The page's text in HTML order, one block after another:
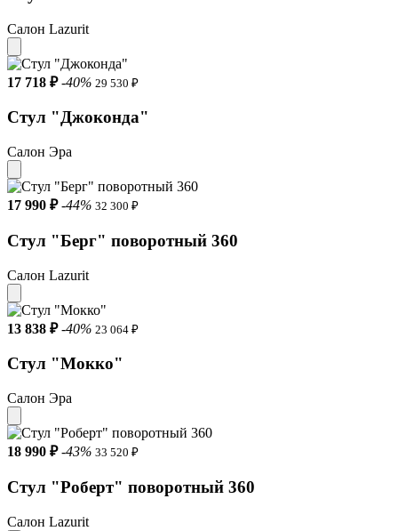
Салон Lazurit
17 718 ₽ -40% 29 530 ₽
Стул "Джоконда"
Салон Эра
17 990 ₽ -44% 32 300 ₽
Стул "Берг" поворотный 360
Салон Lazurit
13 838 ₽ -40% 23 064 ₽
Стул "Мокко"
Салон Эра
18 990 ₽ -43% 33 520 ₽
Стул "Роберт" поворотный 360
Салон Lazurit